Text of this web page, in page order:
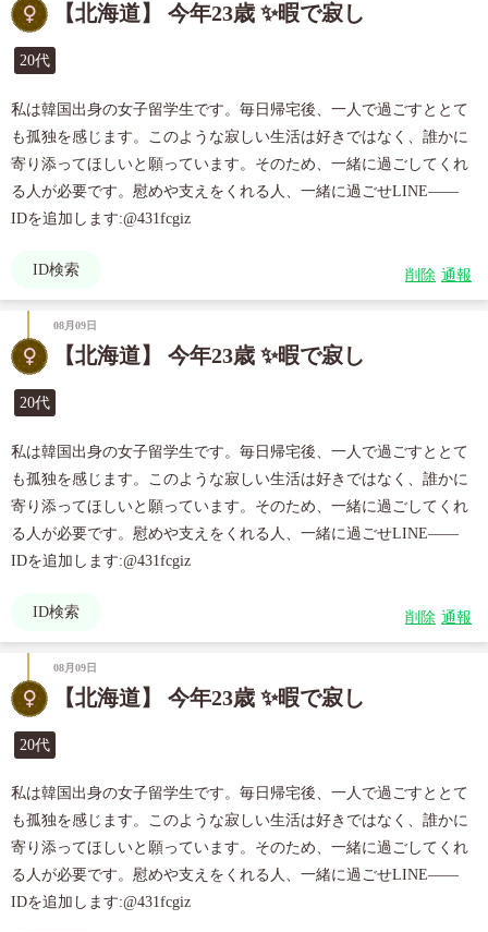
【北海道】 今年23歳 ✨暇で寂し
20代
私は韓国出身の女子留学生です。毎日帰宅後、一人で過ごすととて
も孤独を感じます。このような寂しい生活は好きではなく、誰かに
寄り添ってほしいと願っています。そのため、一緒に過ごしてくれ
る人が必要です。慰めや支えをくれる人、一緒に過ごせLINE——
IDを追加します:@431fcgiz
ID検索 削除 通報
08月09日
【北海道】 今年23歳 ✨暇で寂し
20代
私は韓国出身の女子留学生です。毎日帰宅後、一人で過ごすととて
も孤独を感じます。このような寂しい生活は好きではなく、誰かに
寄り添ってほしいと願っています。そのため、一緒に過ごしてくれ
る人が必要です。慰めや支えをくれる人、一緒に過ごせLINE——
IDを追加します:@431fcgiz
ID検索 削除 通報
08月09日
【北海道】 今年23歳 ✨暇で寂し
20代
私は韓国出身の女子留学生です。毎日帰宅後、一人で過ごすととて
も孤独を感じます。このような寂しい生活は好きではなく、誰かに
寄り添ってほしいと願っています。そのため、一緒に過ごしてくれ
る人が必要です。慰めや支えをくれる人、一緒に過ごせLINE——
IDを追加します:@431fcgiz